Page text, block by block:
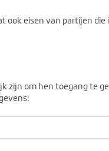
eisen van partijen
zijn om hen toegang te